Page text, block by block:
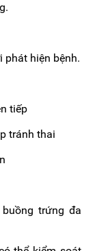
phát hiện bệnh.
tiếp
tránh thai
trứng đa